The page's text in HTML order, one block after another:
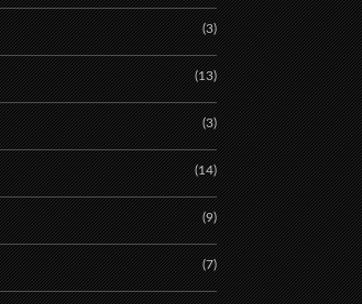
(3)
(13)
(3)
(14)
(9)
(7)